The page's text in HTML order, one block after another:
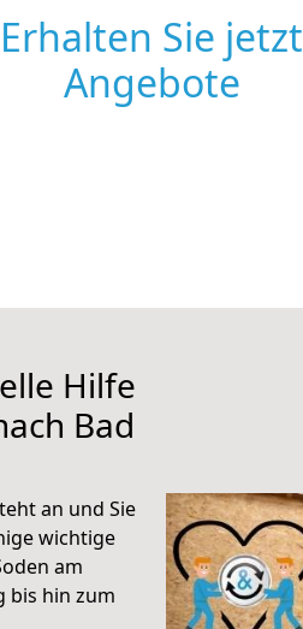
Erhalten Sie jetzt
Angebote
Hilfe
Bad
an und Sie
wichtige
am
bis hin zum